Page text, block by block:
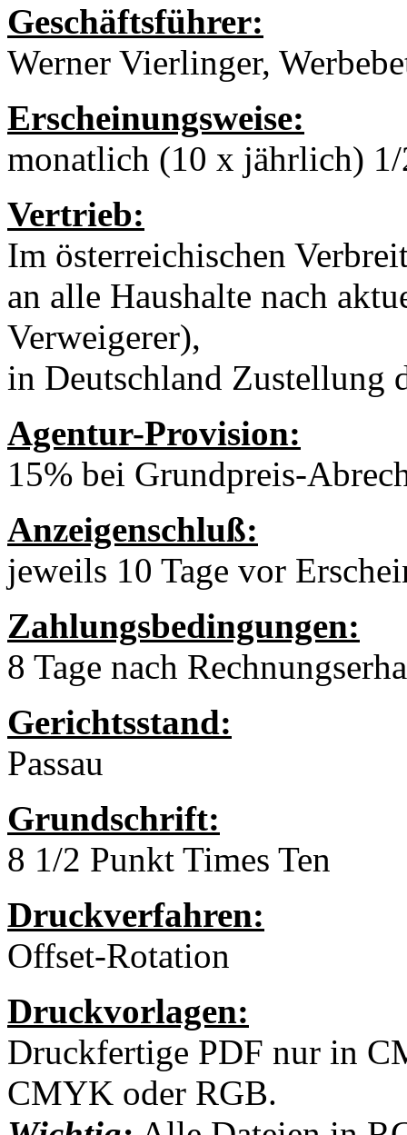
Geschäftsführer:
Werner Vierlinger,
Erscheinungsweise:
monatlich (10 x jährlich)
Vertrieb:
Im österreichischen
an alle Haushalte nach
Verweigerer),
in Deutschland Zustellung
Agentur-Provision:
15% bei Grundpreis-
Anzeigenschluß:
jeweils 10 Tage vor
Zahlungsbedingungen:
8 Tage nach
Gerichtsstand:
Passau
Grundschrift:
8 1/2 Punkt Times Ten
Druckverfahren:
Offset-Rotation
Druckvorlagen:
Druckfertige PDF nur in
CMYK oder RGB.